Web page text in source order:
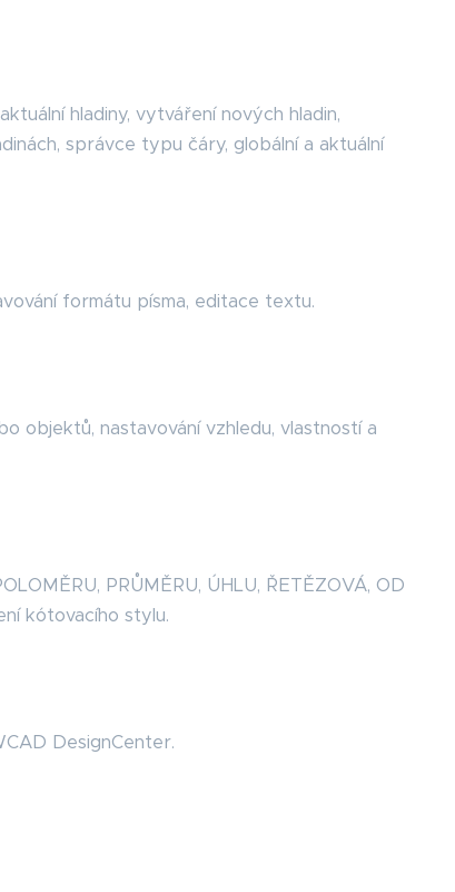
hladiny, vytváření nových hladin,
správce typu čáry, globální a aktuální
formátu písma, editace textu.
objektů, nastavování vzhledu, vlastností a
PRŮMĚRU, ÚHLU, ŘETĚZOVÁ, OD
kótovacího stylu.
DesignCenter.